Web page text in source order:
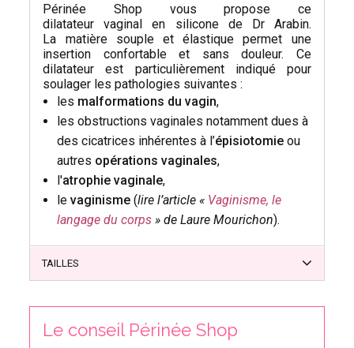
Périnée Shop vous propose ce
dilatateur vaginal en silicone de Dr Arabin.
La matière souple et élastique permet une
insertion confortable et sans douleur. Ce
dilatateur est particulièrement indiqué pour
soulager les pathologies suivantes :
les malformations du vagin,
les obstructions vaginales notamment dues à
des cicatrices inhérentes à l’épisiotomie ou
autres opérations vaginales,
l'atrophie vaginale,
le vaginisme (lire l’article « Vaginisme, le
langage du corps » de Laure Mourichon).
TAILLES
Le conseil Périnée Shop